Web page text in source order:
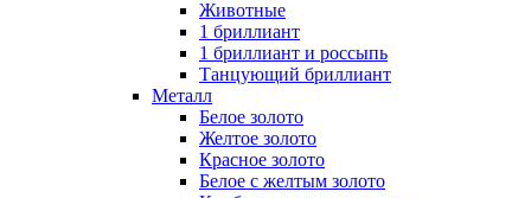
Животные
1 бриллиант
1 бриллиант и россыпь
Танцующий бриллиант
Металл
Белое золото
Желтое золото
Красное золото
Белое с желтым золото